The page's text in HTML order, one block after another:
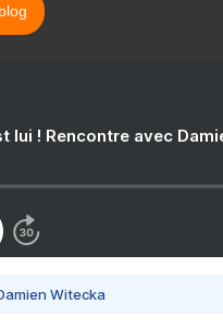
lui ! Rencontre avec
Witecka